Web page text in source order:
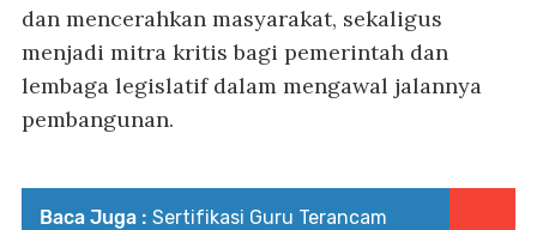
dan mencerahkan masyarakat, sekaligus
menjadi mitra kritis bagi pemerintah dan
lembaga legislatif dalam mengawal jalannya
pembangunan.
Baca Juga : Sertifikasi Guru Terancam